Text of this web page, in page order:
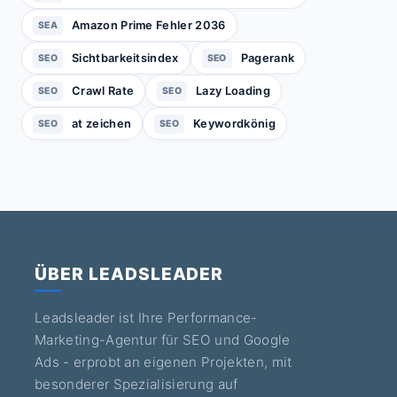
SEA Amazon Prime Fehler 2036
SEO Sichtbarkeitsindex SEO Pagerank
SEO Crawl Rate SEO Lazy Loading
SEO at zeichen SEO Keywordkönig
ÜBER LEADSLEADER
Leadsleader ist Ihre Performance-
Marketing-Agentur für SEO und Google
Ads - erprobt an eigenen Projekten, mit
besonderer Spezialisierung auf